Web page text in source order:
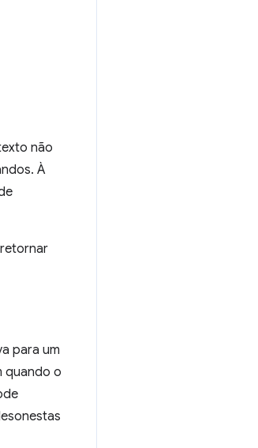
não
À
para um
quando o